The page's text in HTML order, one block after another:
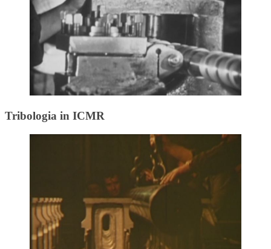
Tribologia in ICMR